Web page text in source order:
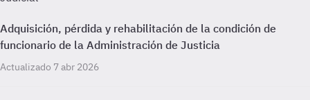
Adquisición, pérdida y rehabilitación de la condición de
funcionario de la Administración de Justicia
Actualizado 7 abr 2026